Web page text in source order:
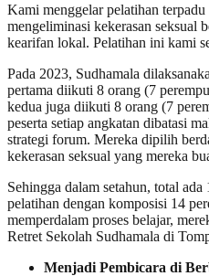
Kami menggelar pelatihan
mengeliminasi kekerasan seksual
kearifan lokal. Pelatihan ini kami
Pada 2023, Sudhamala
pertama diikuti 8 orang (7
kedua juga diikuti 8 orang (7
peserta setiap angkatan dibatasi
strategi forum. Mereka dipilih
kekerasan seksual yang mereka
Sehingga dalam setahun, total
pelatihan dengan komposisi 14
memperdalam proses belajar,
Retret Sekolah Sudhamala di
Menjadi Pembicara di